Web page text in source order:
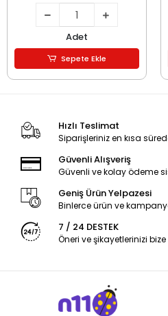
Adet
Sepete Ekle
Hızlı Teslimat
Siparişleriniz en kısa
Güvenli Alışveriş
Güvenli ve kolay ödeme
Geniş Ürün Yelpazesi
Binlerce ürün ve
7 / 24 DESTEK
Öneri ve şikayetlerinizi